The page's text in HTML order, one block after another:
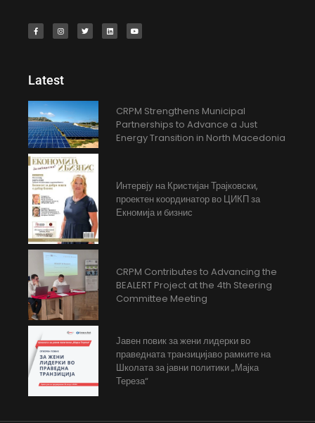
Latest
CRPM Strengthens Municipal
Partnerships to Advance a Just
Energy Transition in North Macedonia
Интервју на Кристијан Трајковски,
проектен координатор во ЦИКП за
Екномија и бизнис
CRPM Contributes to Advancing the
BEALERT Project at the 4th Steering
Committee Meeting
Јавен повик за жени лидерки во
праведната транзицијаво рамките на
Школата за јавни политики „Мајка
Тереза“